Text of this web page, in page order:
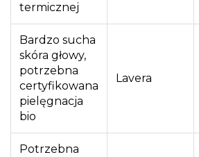
termicznej
Bardzo sucha
skóra głowy,
potrzebna
certyfikowana
pielęgnacja
bio
Lavera
Potrzebna